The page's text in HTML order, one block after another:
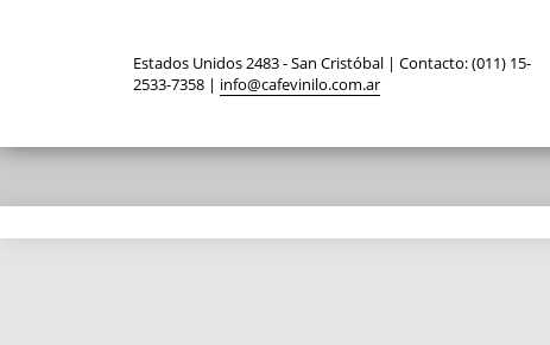
Estados Unidos 2483 - San Cristóbal | Contacto: (011) 15-
2533-7358 | info@cafevinilo.com.ar